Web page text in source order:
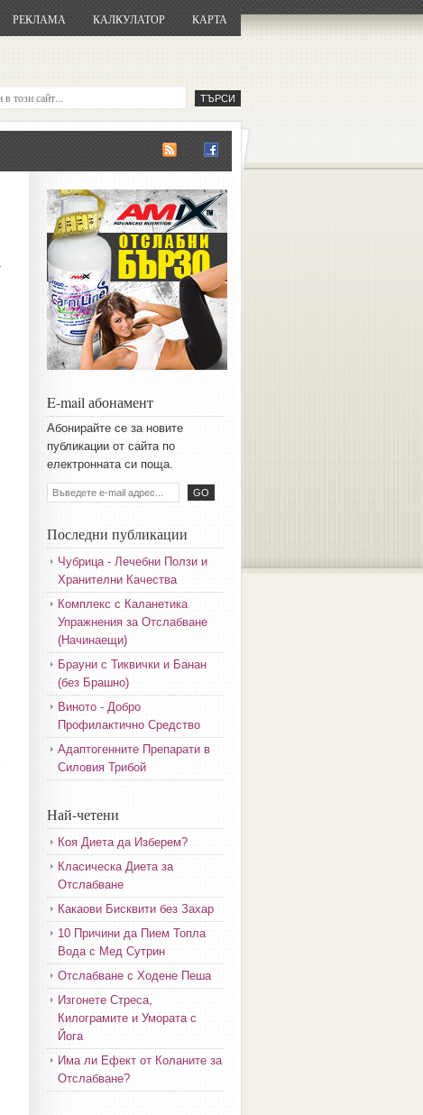
РЕКЛАМА КАЛКУЛАТОР КАРТА
E-mail абонамент
Aбoниpaйтe ce зa нoвитe
пyбликaции oт caйтa пo
eлeктpoннaтa cи пoщa.
Последни публикации
Чубрица - Лечебни Ползи и
Хранителни Качества
Комплекс с Каланетика
Упражнения за Отслабване
(Начинаещи)
Брауни с Тиквички и Банан
(без Брашно)
Виното - Добро
Профилактично Средство
Адаптогенните Препарати в
Силовия Трибой
Най-четени
Коя Диета да Изберем?
Класическа Диета за
Отслабване
Какаови Бисквити без Захар
10 Причини да Пием Топла
Вода с Мед Сутрин
Отслабване с Ходене Пеша
Изгонете Стреса,
Килограмите и Умората с
Йога
Има ли Ефект от Коланите за
Отслабване?